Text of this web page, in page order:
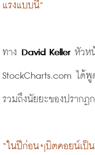
แรงแบบนี้”
ทาง David Keller
StockCharts.com ได้พู
รวมถึงนัยยะของปรากฏ
“ในปีก่อนๆบิตคอยน์เป็น